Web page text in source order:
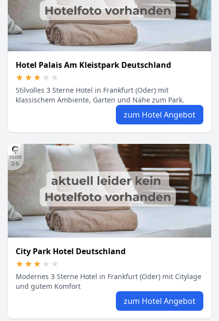
Hotel Palais Am Kleistpark Deutschland
★★★★★
★★★★★
Stilvolles 3 Sterne Hotel in Frankfurt (Oder) mit
klassischem Ambiente, Garten und Nähe zum Park.
zum Hotel Angebot
City Park Hotel Deutschland
★★★★★
★★★★★
Modernes 3 Sterne Hotel in Frankfurt (Oder) mit Citylage
und gutem Komfort
zum Hotel Angebot